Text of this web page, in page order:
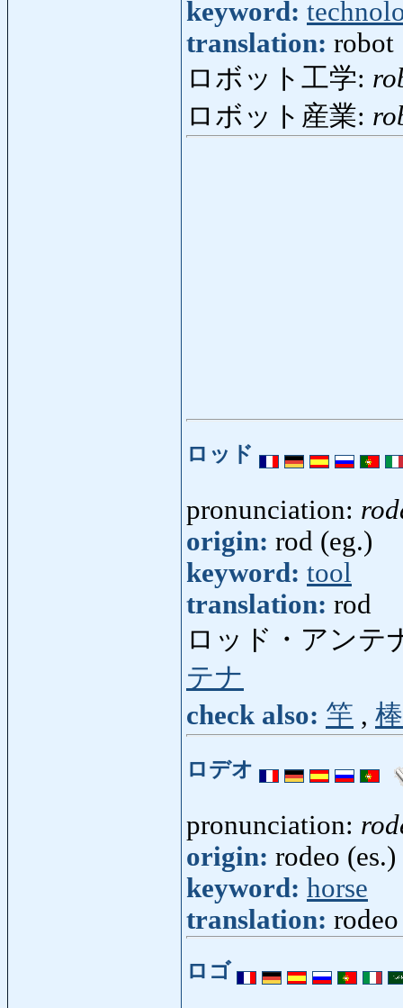
keyword:
translation: robot
ロボット工学:
ロボット産業:
ロッド
pronunciation:
origin: rod (eg.)
keyword: tool
translation: rod
ロッド・アンテ
テナ
check also: 竿 , 棒
ロデオ
pronunciation:
origin: rodeo (es.)
keyword: horse
translation: rodeo
ロゴ